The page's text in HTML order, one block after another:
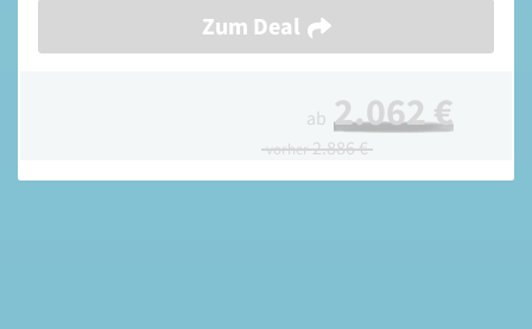
Zum Deal
ab 2.062 €
vorher2.886 €